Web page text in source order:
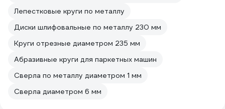
Лепестковые круги по металлу
Диски шлифовальные по металлу 230 мм
Круги отрезные диаметром 235 мм
Абразивные круги для паркетных машин
Сверла по металлу диаметром 1 мм
Сверла диаметром 6 мм